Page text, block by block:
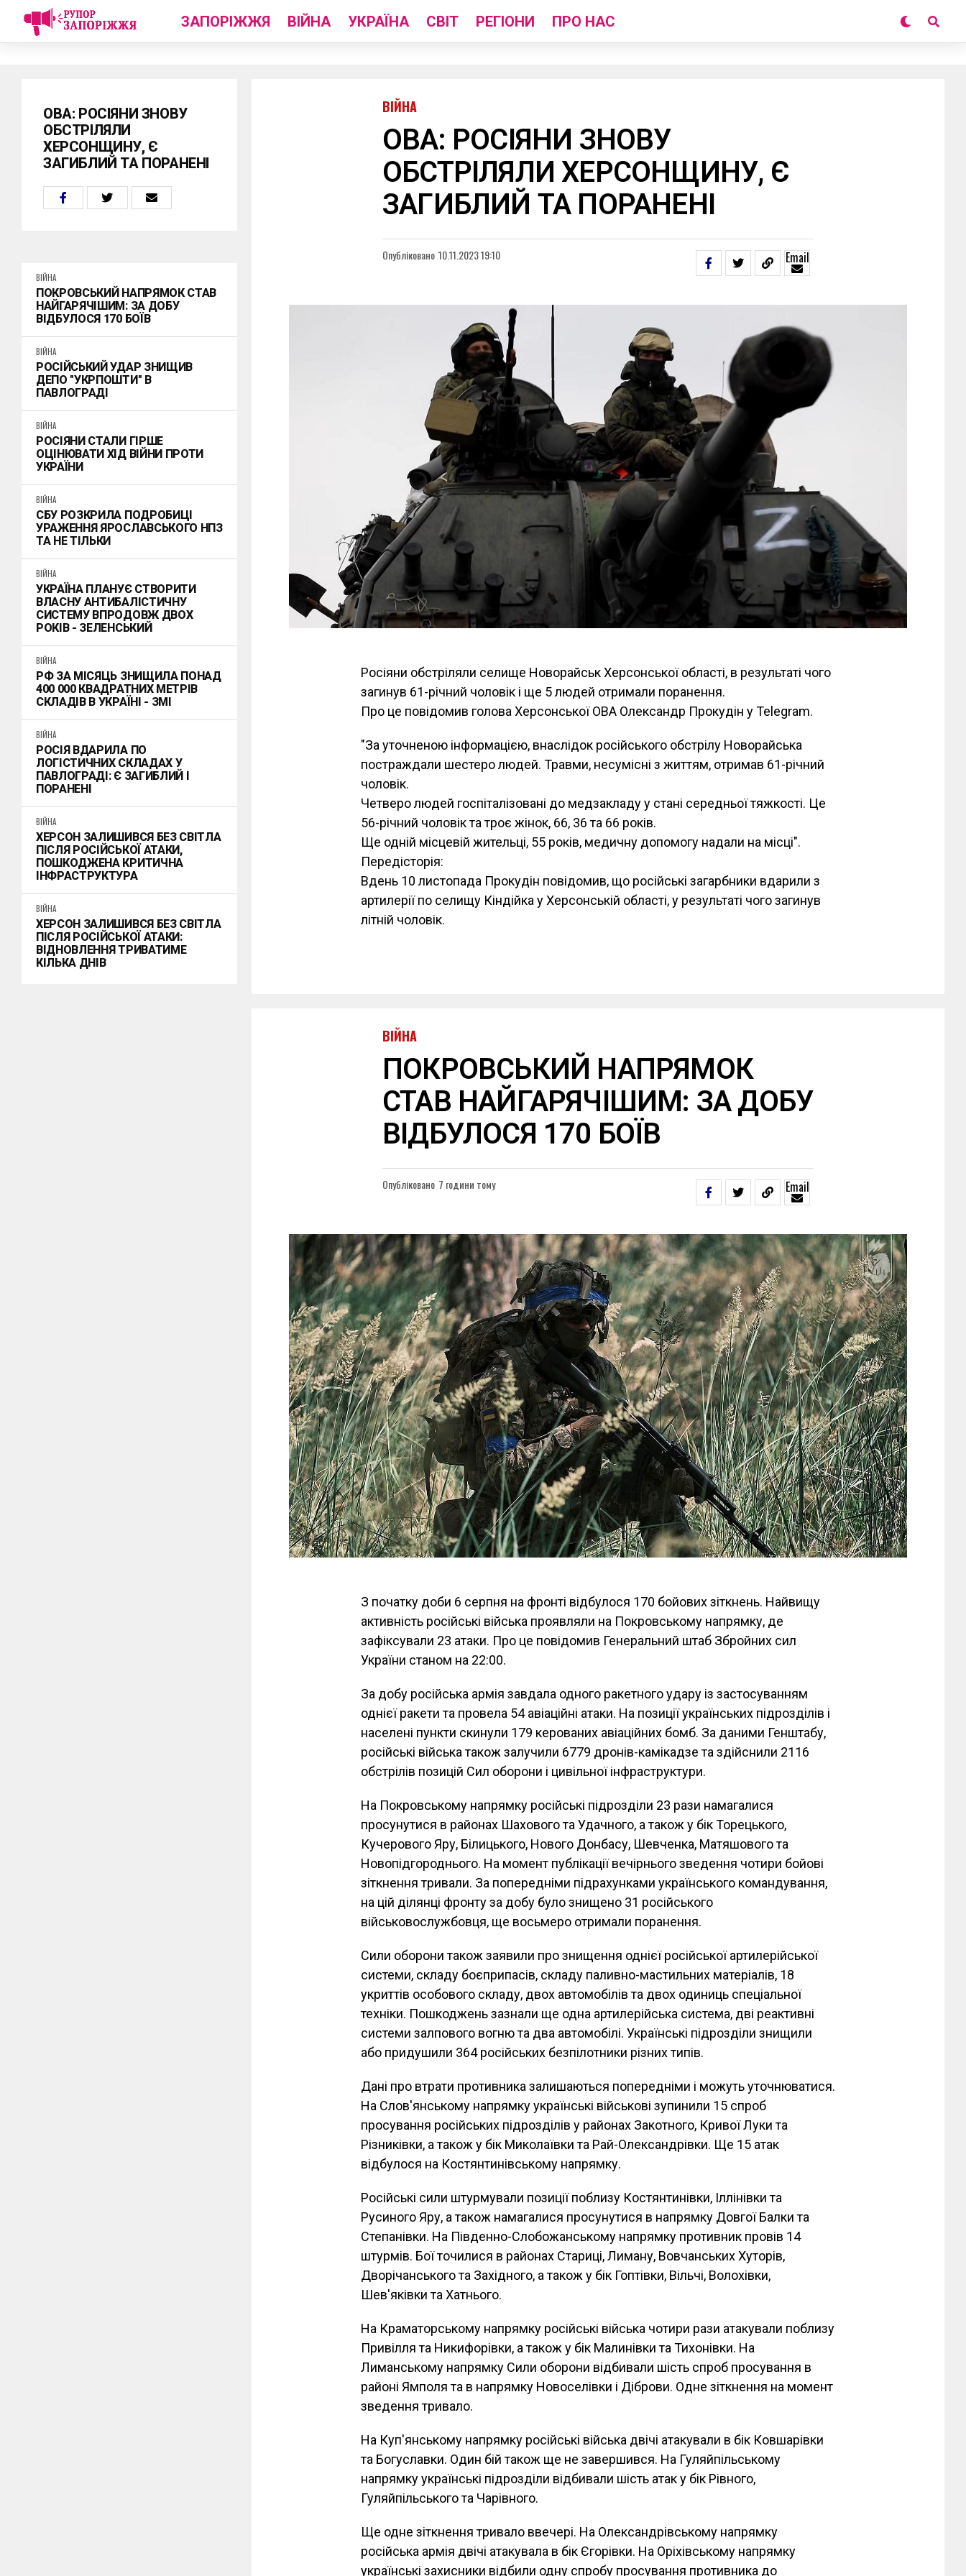
ЗАПОРІЖЖЯ ВІЙНА УКРАЇНА СВІТ РЕГІОНИ ПРО НАС
ОВА: РОСІЯНИ ЗНОВУ
ОБСТРІЛЯЛИ
ХЕРСОНЩИНУ, Є
ЗАГИБЛИЙ ТА ПОРАНЕНІ
ВІЙНА
ПОКРОВСЬКИЙ НАПРЯМОК СТАВ
НАЙГАРЯЧІШИМ: ЗА ДОБУ
ВІДБУЛОСЯ 170 БОЇВ
ВІЙНА
РОСІЙСЬКИЙ УДАР ЗНИЩИВ
ДЕПО "УКРПОШТИ" В
ПАВЛОГРАДІ
ВІЙНА
РОСІЯНИ СТАЛИ ГІРШЕ
ОЦІНЮВАТИ ХІД ВІЙНИ ПРОТИ
УКРАЇНИ
ВІЙНА
СБУ РОЗКРИЛА ПОДРОБИЦІ
УРАЖЕННЯ ЯРОСЛАВСЬКОГО НПЗ
ТА НЕ ТІЛЬКИ
ВІЙНА
УКРАЇНА ПЛАНУЄ СТВОРИТИ
ВЛАСНУ АНТИБАЛІСТИЧНУ
СИСТЕМУ ВПРОДОВЖ ДВОХ
РОКІВ - ЗЕЛЕНСЬКИЙ
ВІЙНА
РФ ЗА МІСЯЦЬ ЗНИЩИЛА ПОНАД
400 000 КВАДРАТНИХ МЕТРІВ
СКЛАДІВ В УКРАЇНІ - ЗМІ
ВІЙНА
РОСІЯ ВДАРИЛА ПО
ЛОГІСТИЧНИХ СКЛАДАХ У
ПАВЛОГРАДІ: Є ЗАГИБЛИЙ І
ПОРАНЕНІ
ВІЙНА
ХЕРСОН ЗАЛИШИВСЯ БЕЗ СВІТЛА
ПІСЛЯ РОСІЙСЬКОЇ АТАКИ,
ПОШКОДЖЕНА КРИТИЧНА
ІНФРАСТРУКТУРА
ВІЙНА
ХЕРСОН ЗАЛИШИВСЯ БЕЗ СВІТЛА
ПІСЛЯ РОСІЙСЬКОЇ АТАКИ:
ВІДНОВЛЕННЯ ТРИВАТИМЕ
КІЛЬКА ДНІВ
ВІЙНА
ОВА: РОСІЯНИ ЗНОВУ
ОБСТРІЛЯЛИ ХЕРСОНЩИНУ, Є
ЗАГИБЛИЙ ТА ПОРАНЕНІ
Опубліковано 10.11.2023 19:10 Email
Росіяни обстріляли селище Новорайськ Херсонської області, в результаті чого
загинув 61-річний чоловік і ще 5 людей отримали поранення.
Про це повiдомив голова Херсонської ОВА Олександр Прокудін у Telegram.
"За уточненою інформацією, внаслідок російського обстрілу Новорайська
постраждали шестеро людей. Травми, несумісні з життям, отримав 61-річний
чоловік.
Четверо людей госпіталізовані до медзакладу у стані середньої тяжкості. Це
56-річний чоловік та троє жінок, 66, 36 та 66 років.
Ще одній місцевій жительці, 55 років, медичну допомогу надали на місці".
Передісторія:
Вдень 10 листопада Прокудін повідомив, що російські загарбники вдарили з
артилерії по селищу Кіндійка у Херсонській області, у результаті чого загинув
літній чоловік.
ВІЙНА
ПОКРОВСЬКИЙ НАПРЯМОК
СТАВ НАЙГАРЯЧІШИМ: ЗА ДОБУ
ВІДБУЛОСЯ 170 БОЇВ
Опубліковано 7 години тому Email
З початку доби 6 серпня на фронті відбулося 170 бойових зіткнень. Найвищу
активність російські війська проявляли на Покровському напрямку, де
зафіксували 23 атаки. Про це повідомив Генеральний штаб Збройних сил
України станом на 22:00.
За добу російська армія завдала одного ракетного удару із застосуванням
однієї ракети та провела 54 авіаційні атаки. На позиції українських підрозділів і
населені пункти скинули 179 керованих авіаційних бомб. За даними Генштабу,
російські війська також залучили 6779 дронів-камікадзе та здійснили 2116
обстрілів позицій Сил оборони і цивільної інфраструктури.
На Покровському напрямку російські підрозділи 23 рази намагалися
просунутися в районах Шахового та Удачного, а також у бік Торецького,
Кучерового Яру, Білицького, Нового Донбасу, Шевченка, Матяшового та
Новопідгороднього. На момент публікації вечірнього зведення чотири бойові
зіткнення тривали. За попередніми підрахунками українського командування,
на цій ділянці фронту за добу було знищено 31 російського
військовослужбовця, ще восьмеро отримали поранення.
Сили оборони також заявили про знищення однієї російської артилерійської
системи, складу боєприпасів, складу паливно-мастильних матеріалів, 18
укриттів особового складу, двох автомобілів та двох одиниць спеціальної
техніки. Пошкоджень зазнали ще одна артилерійська система, дві реактивні
системи залпового вогню та два автомобілі. Українські підрозділи знищили
або придушили 364 російських безпілотники різних типів.
Дані про втрати противника залишаються попередніми і можуть уточнюватися.
На Слов'янському напрямку українські військові зупинили 15 спроб
просування російських підрозділів у районах Закотного, Кривої Луки та
Різниківки, а також у бік Миколаївки та Рай-Олександрівки. Ще 15 атак
відбулося на Костянтинівському напрямку.
Російські сили штурмували позиції поблизу Костянтинівки, Іллінівки та
Русиного Яру, а також намагалися просунутися в напрямку Довгої Балки та
Степанівки. На Південно-Слобожанському напрямку противник провів 14
штурмів. Бої точилися в районах Стариці, Лиману, Вовчанських Хуторів,
Дворічанського та Західного, а також у бік Гоптівки, Вільчі, Волохівки,
Шев'яківки та Хатнього.
На Краматорському напрямку російські війська чотири рази атакували поблизу
Привілля та Никифорівки, а також у бік Малинівки та Тихонівки. На
Лиманському напрямку Сили оборони відбивали шість спроб просування в
районі Ямполя та в напрямку Новоселівки і Діброви. Одне зіткнення на момент
зведення тривало.
На Куп'янському напрямку російські війська двічі атакували в бік Ковшарівки
та Богуславки. Один бій також ще не завершився. На Гуляйпільському
напрямку українські підрозділи відбивали шість атак у бік Рівного,
Гуляйпільського та Чарівного.
Ще одне зіткнення тривало ввечері. На Олександрівському напрямку
російська армія двічі атакувала в бік Єгорівки. На Оріхівському напрямку
українські захисники відбили одну спробу просування противника до